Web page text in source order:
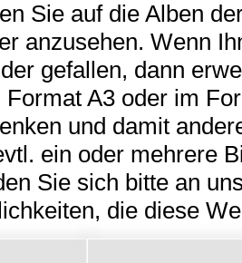
Sie auf die Alben
anzusehen. Wenn
gefallen, dann
A3 oder im
und damit
ein oder mehrere
Sie sich bitte an
die diese